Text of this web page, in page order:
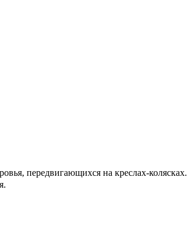
передвигающихся на креслах-колясках.